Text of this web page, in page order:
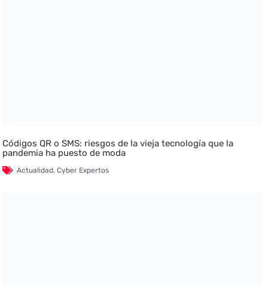
Códigos QR o SMS: riesgos de la vieja tecnología que la
pandemia ha puesto de moda
Actualidad,Cyber Expertos